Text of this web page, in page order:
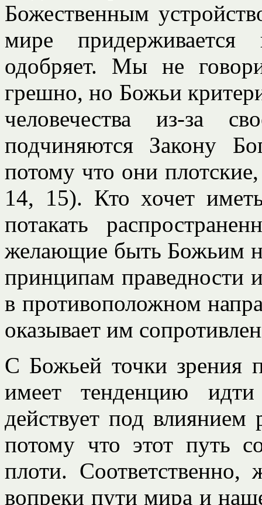
Божественным
мире
одобряет. Мы не
грешно, но Божьи
человечества из-за
подчиняются Закону
потому что они
14, 15). Кто хочет
потакать
желающие быть Божьим
принципам праведности
в противоположном
оказывает им
С Божьей точки зрения
имеет тенденцию
действует под влиянием
потому что этот путь
плоти. Соответственно,
вопреки пути мира и